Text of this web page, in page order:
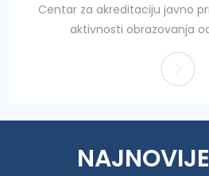
Centar za akreditaciju javno
aktivnosti obrazovanja